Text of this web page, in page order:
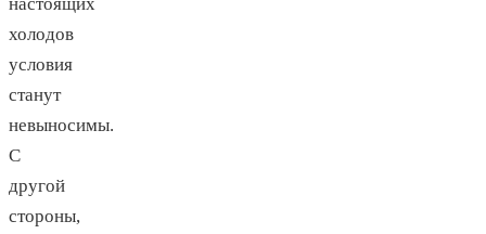
холодов
условия
станут
невыносимы.
С
другой
стороны,